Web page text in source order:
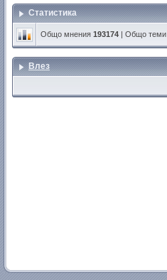
Статистика
Общо мнения 193174 | Общо теми
Влез